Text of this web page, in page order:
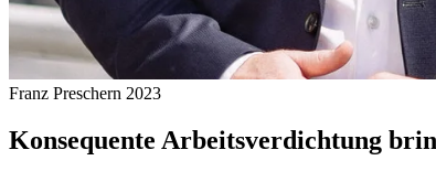
Franz Preschern 2023
Konsequente Arbeitsverdichtung